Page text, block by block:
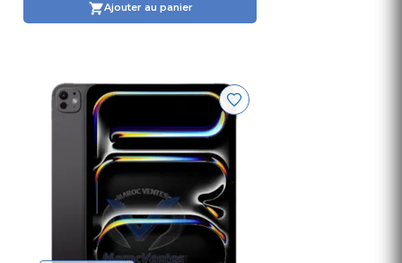
Ajouter au panier